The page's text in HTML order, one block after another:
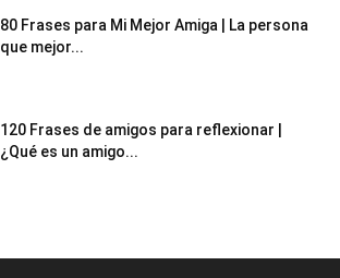
80 Frases para Mi Mejor Amiga | La persona
que mejor...
120 Frases de amigos para reflexionar |
¿Qué es un amigo...